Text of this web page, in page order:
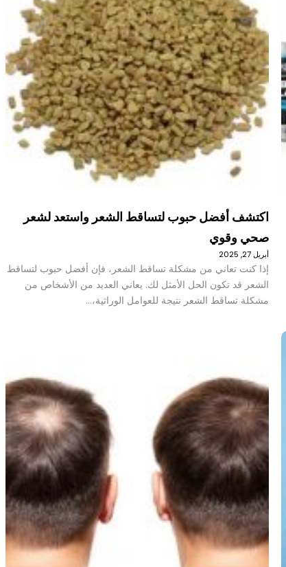
اكتشف أفضل حبوب لتساقط الشعر واستعد لشعر
صحي وقوي
أبريل 27, 2025
إذا كنت تعاني من مشكلة تساقط الشعر، فإن أفضل حبوب لتساقط
الشعر قد تكون الحل الأمثل لك. يعاني العديد من الأشخاص من
مشكلة تساقط الشعر نتيجة للعوامل الوراثية،…